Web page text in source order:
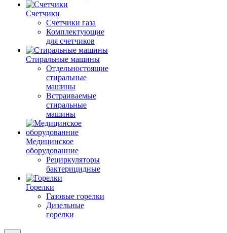
Счетчики
Счетчики газа
Комплектующие
для счетчиков
Стиральные машины
Отдельностоящие
стиральные
машины
Встраиваемые
стиральные
машины
Медицинское
оборудованние
Рециркуляторы
бактерицидные
Горелки
Газовые горелки
Дизельные
горелки